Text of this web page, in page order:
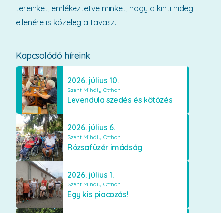
Kapcsolódó híreink
2026. július 10.
Szent Mihály Otthon
Levendula szedés és kötözés
2026. július 6.
Szent Mihály Otthon
Rózsafüzér imádság
2026. július 1.
Szent Mihály Otthon
Egy kis piacozás!
tereinket, emlékeztetve minket, hogy a kinti hideg
ellenére is közeleg a tavasz.